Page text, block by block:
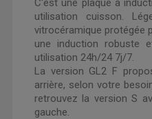
utilisation cuisson.
vitrocéramique protégée
une induction robuste
utilisation 24h/24 7j/7.
La version GL2 F
arrière, selon votre
retrouvez la version S
gauche.